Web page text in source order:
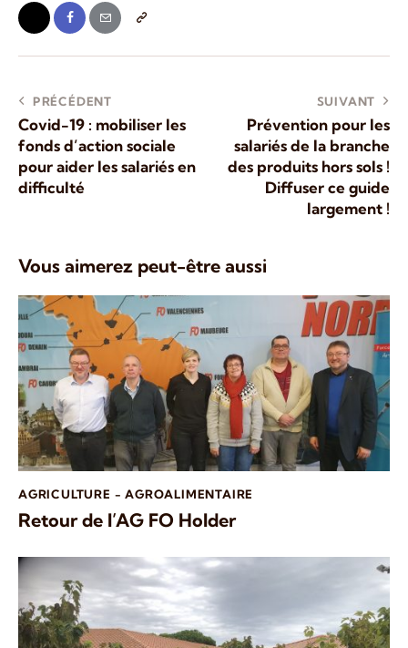
PRÉCÉDENT
Covid-19 : mobiliser les
fonds d’action sociale
pour aider les salariés en
difficulté
SUIVANT
Prévention pour les
salariés de la branche
des produits hors sols !
Diffuser ce guide
largement !
Vous aimerez peut-être aussi
AGRICULTURE - AGROALIMENTAIRE
Retour de l’AG FO Holder